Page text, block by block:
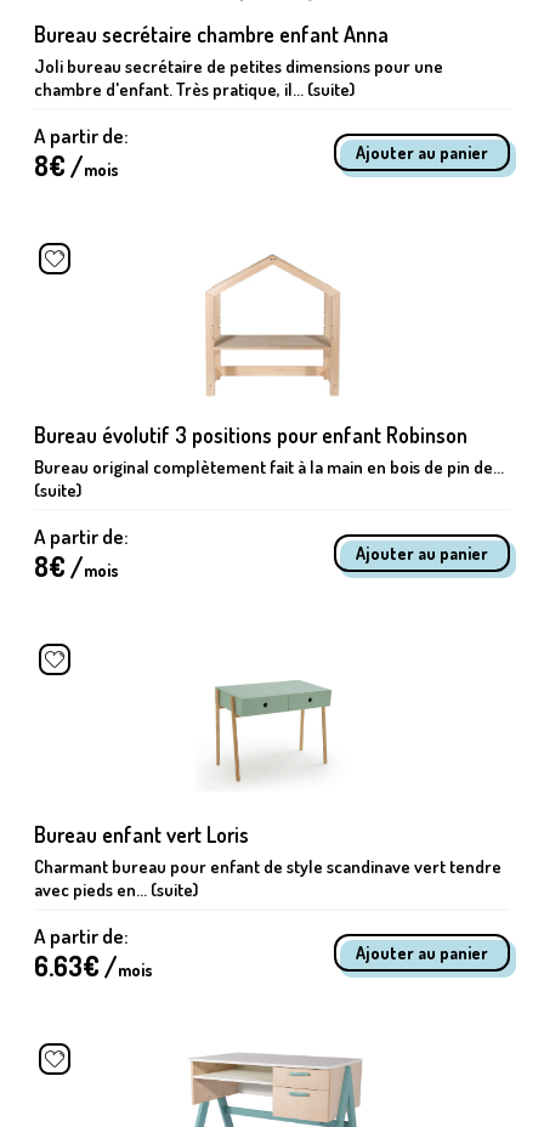
Bureau secrétaire chambre enfant Anna
Joli bureau secrétaire de petites dimensions pour une
chambre d'enfant. Très pratique, il... (suite)
A partir de:
8€ /mois
Bureau évolutif 3 positions pour enfant Robinson
Bureau original complètement fait à la main en bois de pin de...
(suite)
A partir de:
8€ /mois
Bureau enfant vert Loris
Charmant bureau pour enfant de style scandinave vert tendre
avec pieds en... (suite)
A partir de:
6.63€ /mois